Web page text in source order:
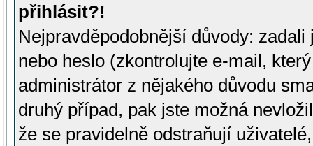
přihlásit?!
Nejpravděpodobnější důvody:
nebo heslo (zkontrolujte e-mail,
administrátor z nějakého důvodu
druhý případ, pak jste možná
že se pravidelně odstraňují